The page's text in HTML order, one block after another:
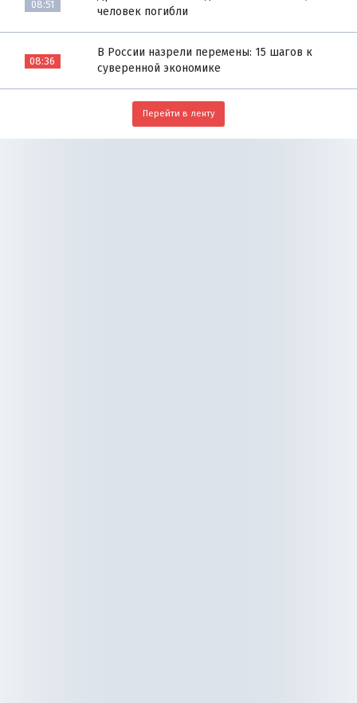
08:51
человек погибли
08:36
В России назрели перемены: 15 шагов к
суверенной экономике
Перейти в ленту